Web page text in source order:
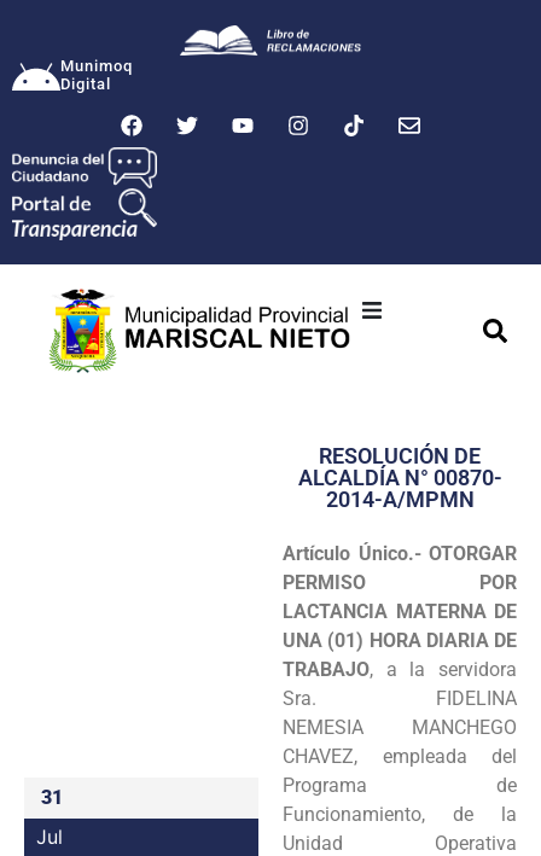
Munimoq
Digital
Transparencia
Programas
Intranet
31
Jul
RESOLUCIÓN DE
ALCALDÍA N° 00870-
2014-A/MPMN
Artículo Único.- OTORGAR
PERMISO POR
LACTANCIA MATERNA DE
UNA (01) HORA DIARIA DE
TRABAJO, a la servidora
Sra. FIDELINA
NEMESIA MANCHEGO
CHAVEZ, empleada del
Programa de
Funcionamiento, de la
Unidad Operativa